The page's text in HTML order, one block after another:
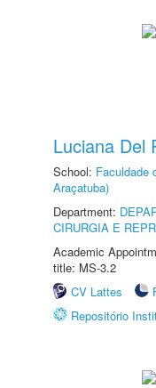
Luciana Del
School: Faculdade
Araçatuba)
Department:
CIRURGIA E
Academic
title: MS-3.2
CV Lattes
Repositório